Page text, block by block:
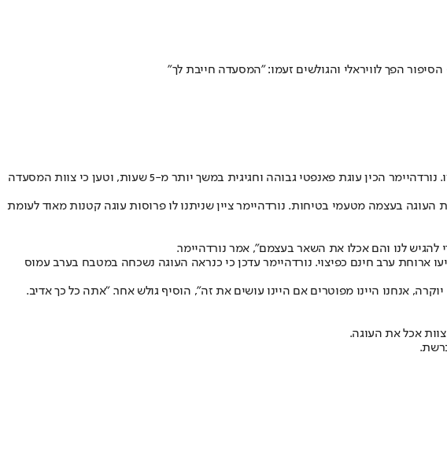
הפך לוויראלי והגולשים זעמו: "המסעדה חייבת לך"
מקומית בכך שאכלו חצי מעוגת יום ההולדת שהכין עבור חברו. נורדהיימר הכין עוגת פאנפטי גבוהה וחגיגית במשך יותר מ-5 שעות, וטען כי צוות המסעדה
בעצמה מטעמי בטיחות. נורדהיימר ציין שניתנו לו פרוסות עוגה קטנות מאוד לעומת
לנו והם אכלו את השאר בעצמם", אמר נורדהיימר.
ארוחת ערב חינם כפיצוי. נורדהיימר עדכן כי כנראה העוגה נשכחה במטבח בערב עמוס
אנחנו היינו מפוטרים אם היינו עושים את זה", הוסיף גולש אחר. "אתה כל כך אדיב.